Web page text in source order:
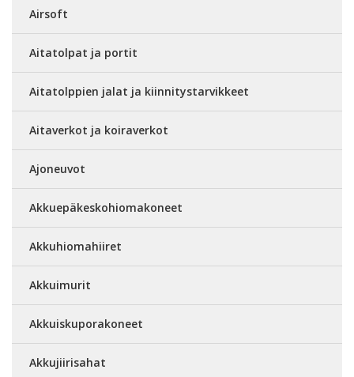
Airsoft
Aitatolpat ja portit
Aitatolppien jalat ja kiinnitystarvikkeet
Aitaverkot ja koiraverkot
Ajoneuvot
Akkuepäkeskohiomakoneet
Akkuhiomahiiret
Akkuimurit
Akkuiskuporakoneet
Akkujiirisahat